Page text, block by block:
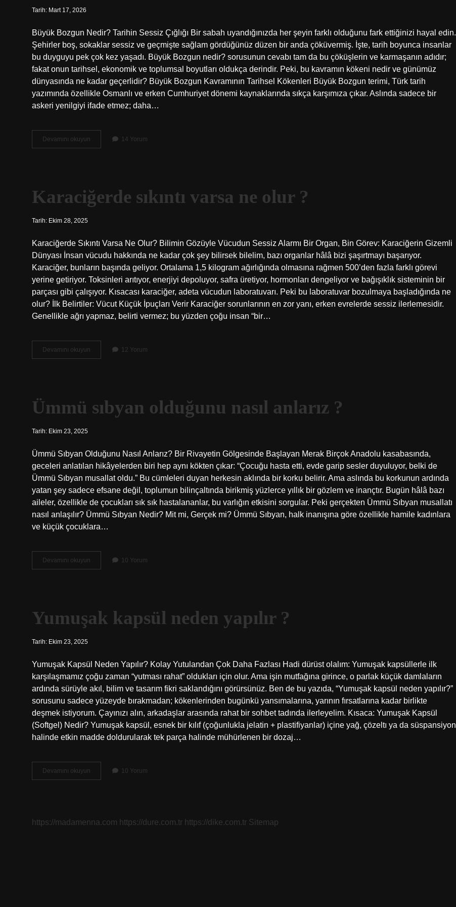
Tarih: Mart 17, 2026
Büyük Bozgun Nedir? Tarihin Sessiz Çığlığı Bir sabah uyandığınızda her şeyin farklı olduğunu fark ettiğinizi hayal edin.
Şehirler boş, sokaklar sessiz ve geçmişte sağlam gördüğünüz düzen bir anda çöküvermiş. İşte, tarih boyunca insanlar
bu duyguyu pek çok kez yaşadı. Büyük Bozgun nedir? sorusunun cevabı tam da bu çöküşlerin ve karmaşanın adıdır;
fakat onun tarihsel, ekonomik ve toplumsal boyutları oldukça derindir. Peki, bu kavramın kökeni nedir ve günümüz
dünyasında ne kadar geçerlidir? Büyük Bozgun Kavramının Tarihsel Kökenleri Büyük Bozgun terimi, Türk tarih
yazımında özellikle Osmanlı ve erken Cumhuriyet dönemi kaynaklarında sıkça karşımıza çıkar. Aslında sadece bir
askeri yenilgiyi ifade etmez; daha…
Devamını okuyun
Bozgun
14 Yorum
Karaciğerde sıkıntı varsa ne olur ?
Tarih: Ekim 28, 2025
Karaciğerde Sıkıntı Varsa Ne Olur? Bilimin Gözüyle Vücudun Sessiz Alarmı Bir Organ, Bin Görev: Karaciğerin Gizemli
Dünyası İnsan vücudu hakkında ne kadar çok şey bilirsek bilelim, bazı organlar hâlâ bizi şaşırtmayı başarıyor.
Karaciğer, bunların başında geliyor. Ortalama 1,5 kilogram ağırlığında olmasına rağmen 500’den fazla farklı görevi
yerine getiriyor. Toksinleri arıtıyor, enerjiyi depoluyor, safra üretiyor, hormonları dengeliyor ve bağışıklık sisteminin bir
parçası gibi çalışıyor. Kısacası karaciğer, adeta vücudun laboratuvarı. Peki bu laboratuvar bozulmaya başladığında ne
olur? İlk Belirtiler: Vücut Küçük İpuçları Verir Karaciğer sorunlarının en zor yanı, erken evrelerde sessiz ilerlemesidir.
Genellikle ağrı yapmaz, belirti vermez; bu yüzden çoğu insan “bir…
Devamını okuyun Karaciğerde
sıkıntı
12 Yorum
Ümmü sıbyan olduğunu nasıl anlarız ?
Tarih: Ekim 23, 2025
Ümmü Sıbyan Olduğunu Nasıl Anlarız? Bir Rivayetin Gölgesinde Başlayan Merak Birçok Anadolu kasabasında,
geceleri anlatılan hikâyelerden biri hep aynı kökten çıkar: “Çocuğu hasta etti, evde garip sesler duyuluyor, belki de
Ümmü Sıbyan musallat oldu.” Bu cümleleri duyan herkesin aklında bir korku belirir. Ama aslında bu korkunun ardında
yatan şey sadece efsane değil, toplumun bilinçaltında birikmiş yüzlerce yıllık bir gözlem ve inançtır. Bugün hâlâ bazı
aileler, özellikle de çocukları sık sık hastalananlar, bu varlığın etkisini sorgular. Peki gerçekten Ümmü Sıbyan musallatı
nasıl anlaşılır? Ümmü Sıbyan Nedir? Mit mi, Gerçek mi? Ümmü Sıbyan, halk inanışına göre özellikle hamile kadınlara
ve küçük çocuklara…
Devamını okuyun
sıbyan
10 Yorum
Yumuşak kapsül neden yapılır ?
Tarih: Ekim 23, 2025
Yumuşak Kapsül Neden Yapılır? Kolay Yutulandan Çok Daha Fazlası Hadi dürüst olalım: Yumuşak kapsüllerle ilk
karşılaşmamız çoğu zaman “yutması rahat” oldukları için olur. Ama işin mutfağına girince, o parlak küçük damlaların
ardında sürüyle akıl, bilim ve tasarım fikri saklandığını görürsünüz. Ben de bu yazıda, “Yumuşak kapsül neden yapılır?”
sorusunu sadece yüzeyde bırakmadan; kökenlerinden bugünkü yansımalarına, yarının fırsatlarına kadar birlikte
deşmek istiyorum. Çayınızı alın, arkadaşlar arasında rahat bir sohbet tadında ilerleyelim. Kısaca: Yumuşak Kapsül
(Softgel) Nedir? Yumuşak kapsül, esnek bir kılıf (çoğunlukla jelatin + plastifiyanlar) içine yağ, çözeltı ya da süspansiyon
halinde etkin madde doldurularak tek parça halinde mühürlenen bir dozaj…
Devamını okuyun Yumuşak
kapsül
10 Yorum
https://madamenna.com https://dure.com.tr https://dike.com.tr Sitemap